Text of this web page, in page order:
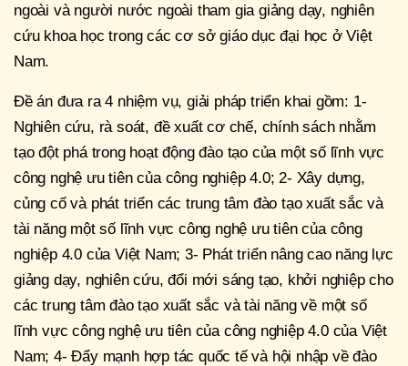
ngoài và người nước ngoài tham gia giảng dạy, nghiên
cứu khoa học trong các cơ sở giáo dục đại học ở Việt
Nam.
Đề án đưa ra 4 nhiệm vụ, giải pháp triển khai gồm: 1-
Nghiên cứu, rà soát, đề xuất cơ chế, chính sách nhằm
tạo đột phá trong hoạt động đào tạo của một số lĩnh vực
công nghệ ưu tiên của công nghiệp 4.0; 2- Xây dựng,
củng cố và phát triển các trung tâm đào tạo xuất sắc và
tài năng một số lĩnh vực công nghệ ưu tiên của công
nghiệp 4.0 của Việt Nam; 3- Phát triển nâng cao năng lực
giảng dạy, nghiên cứu, đổi mới sáng tạo, khởi nghiệp cho
các trung tâm đào tạo xuất sắc và tài năng về một số
lĩnh vực công nghệ ưu tiên của công nghiệp 4.0 của Việt
Nam; 4- Đẩy mạnh hợp tác quốc tế và hội nhập về đào